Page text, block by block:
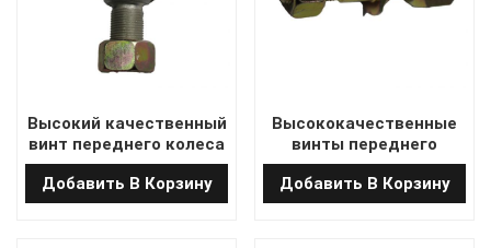
Высокий качественный
винт переднего колеса
вилота 24353-72001
Добавить В Корзину
Высококачественные
винты переднего
колеса вилочного
погрузчика
Добавить В Корзину